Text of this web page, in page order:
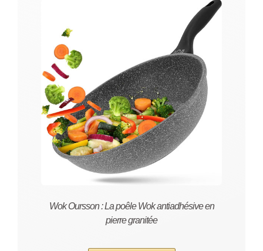
Wok Oursson : La poêle Wok antiadhésive en
pierre granitée